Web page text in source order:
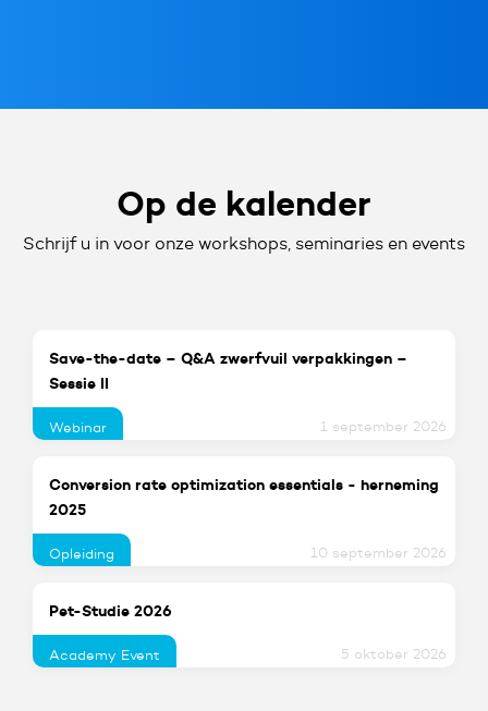
Op de kalender
Schrijf u in voor onze workshops, seminaries en events
Webinar 1 september 2026
Save-the-date – Q&A zwerfvuil verpakkingen –
Sessie II
Opleiding 10 september 2026
Conversion rate optimization essentials - herneming
2025
Academy Event 5 oktober 2026
Pet-Studie 2026